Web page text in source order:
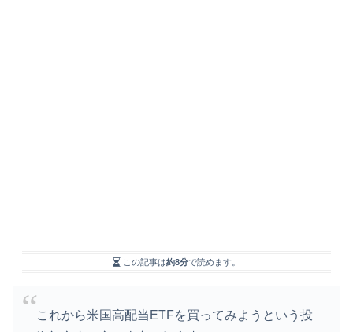
この記事は約8分で読めます。
これから米国高配当ETFを買ってみようという投